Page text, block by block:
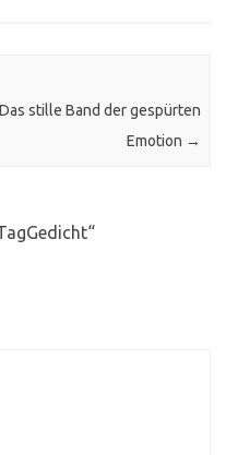
Das stille Band der gespürten
Emotion →
“